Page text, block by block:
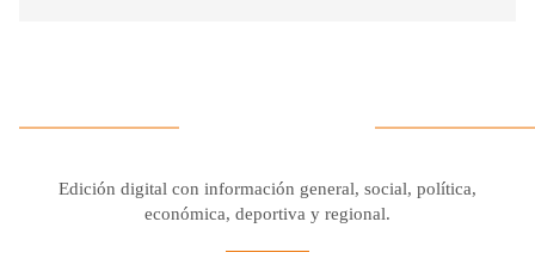
Edición digital con información general, social, política,
económica, deportiva y regional.